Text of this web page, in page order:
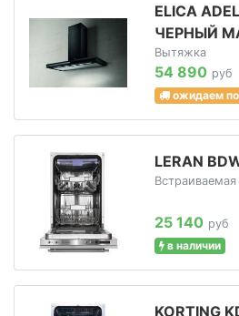
ELICA
ЧЕРНЫЙ
Вытяжка
54 890 руб
ожидаем
LERAN
25 140 руб
в наличии
KORTING